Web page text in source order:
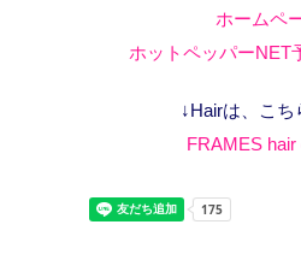
ホームペ
ホットペッパーNET
↓Hairは、こち
FRAMES hair